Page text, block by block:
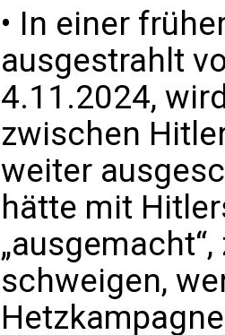
• In einer
ausgestrahlt
4.11.2024,
zwischen
weiter
hätte mit
schweigen,